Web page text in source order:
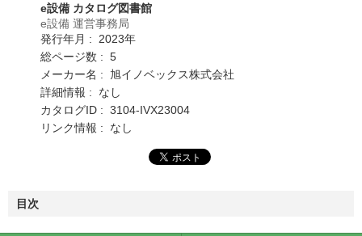
e設備 カタログ図書館
e設備 運営事務局
発行年月 : 2023年
総ページ数 : 5
メーカー名 : 旭イノベックス株式会社
詳細情報 : なし
カタログID : 3104-IVX23004
リンク情報 : なし
目次